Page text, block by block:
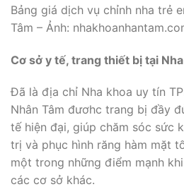
Bảng giá dịch vụ chỉnh nha trẻ
Tâm – Ảnh:
Cơ sở y tế, trang thiết bị tại
Đã là địa chỉ Nha khoa uy tín
Nhân Tâm đươhc trang bị đầy
tế hiện đại, giúp chăm sóc sức
trị và phục hình răng hàm mặt
một trong những điểm mạnh
các cơ sở khác.